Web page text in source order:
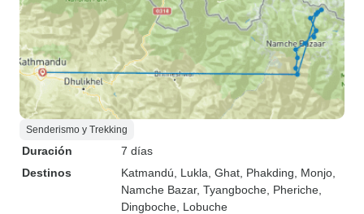
Senderismo y Trekking
Duración
7 días
Destinos
Katmandú , Lukla , Ghat , Phakding , Monjo
Namche Bazar, Tyangboche , Pheriche
Dingboche , Lobuche